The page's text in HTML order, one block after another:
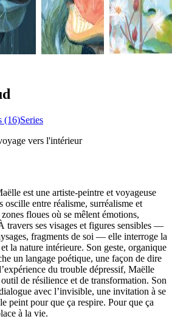
(16)Series
vers l'intérieur
est une artiste-peintre et voyageuse
oscille entre réalisme, surréalisme et
floues où se mêlent émotions,
travers ses visages et figures sensibles —
fragments de soi — elle interroge la
la nature intérieure. Son geste, organique
un langage poétique, une façon de dire
du trouble dépressif, Maëlle
de résilience et de transformation. Son
avec l’invisible, une invitation à se
peint pour que ça respire. Pour que ça
à la vie.